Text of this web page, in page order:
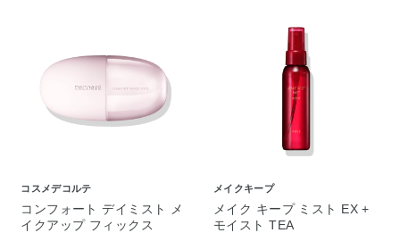
コスメデコルテ
コンフォート デイミスト メ
イクアップ フィックス
メイクキープ
メイク キープ ミスト EX +
モイスト TEA